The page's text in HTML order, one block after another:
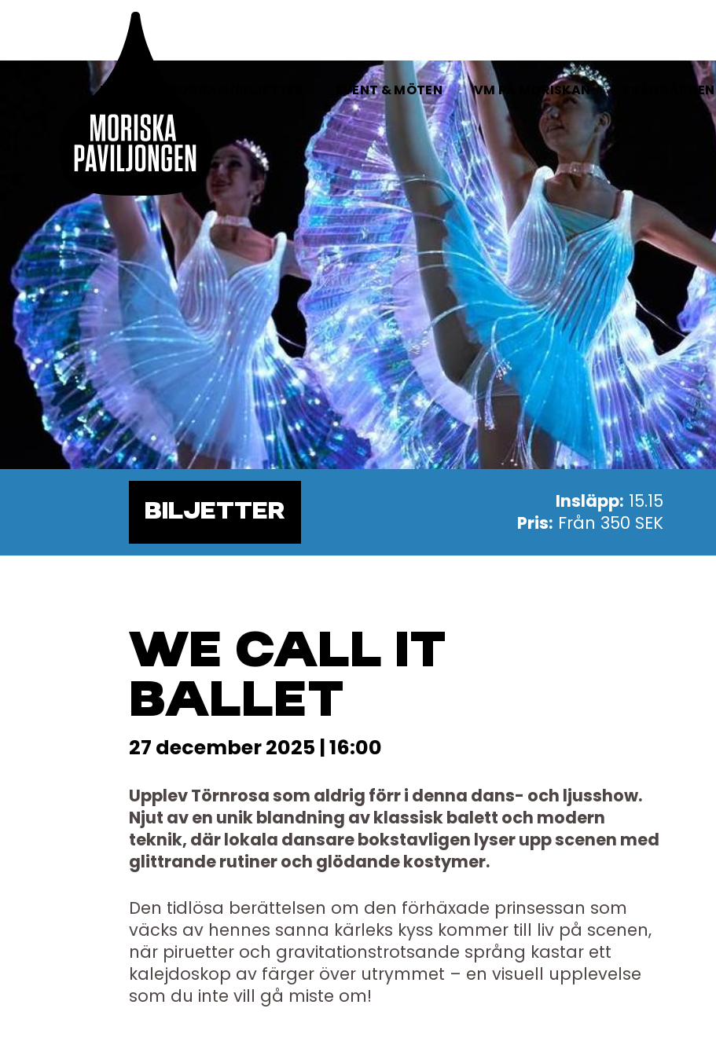
HEM EVENT & MÖTEN VM PÅ MORISKAN TRÄDGÅRDEN
BILJETTER Insläpp: 15.15
Pris: Från 350 SEK
WE CALL IT
BALLET
27 december 2025 | 16:00
Upplev Törnrosa som aldrig förr i denna dans- och ljusshow.
Njut av en unik blandning av klassisk balett och modern
teknik, där lokala dansare bokstavligen lyser upp scenen med
glittrande rutiner och glödande kostymer.
Den tidlösa berättelsen om den förhäxade prinsessan som
väcks av hennes sanna kärleks kyss kommer till liv på scenen,
när piruetter och gravitationstrotsande språng kastar ett
kalejdoskop av färger över utrymmet – en visuell upplevelse
som du inte vill gå miste om!